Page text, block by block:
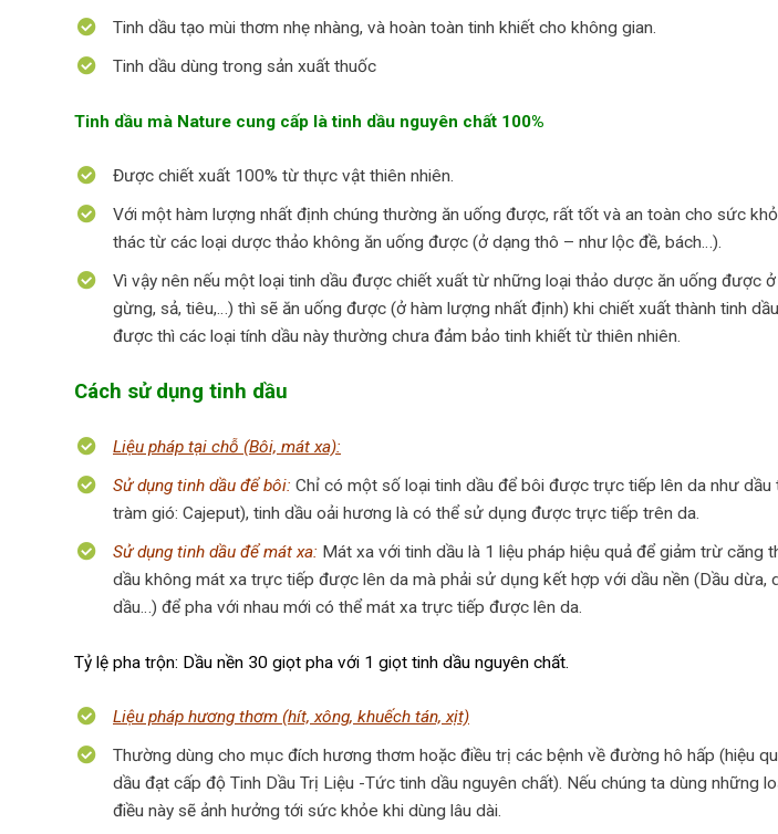
Tinh dầu tạo mùi thơm nhẹ nhàng, và hoàn toàn tinh khiết cho không gian.
Tinh dầu dùng trong sản xuất thuốc
Tinh dầu mà Nature cung cấp là tinh dầu nguyên chất 100%
Được chiết xuất 100% từ thực vật thiên nhiên.
Với một hàm lượng nhất định chúng thường ăn uống được, rất tốt và an toàn cho sức
thác từ các loại dược thảo không ăn uống được (ở dạng thô – như lộc đề, bách…).
Vì vậy nên nếu một loại tinh dầu được chiết xuất từ những loại thảo dược ăn uống được ở
gừng, sả, tiêu,…) thì sẽ ăn uống được (ở hàm lượng nhất định) khi chiết xuất thành tinh
được thì các loại tính dầu này thường chưa đảm bảo tinh khiết từ thiên nhiên.
Cách sử dụng tinh dầu
Liệu pháp tại chỗ (Bôi, mát xa):
Sử dụng tinh dầu để bôi: Chỉ có một số loại tinh dầu để bôi được trực tiếp lên da như dầu
tràm gió: Cajeput), tinh dầu oải hương là có thể sử dụng được trực tiếp trên da.
Sử dụng tinh dầu để mát xa: Mát xa với tinh dầu là 1 liệu pháp hiệu quả để giảm trừ căng
dầu không mát xa trực tiếp được lên da mà phải sử dụng kết hợp với dầu nền (Dầu dừa,
dầu…) để pha với nhau mới có thể mát xa trực tiếp được lên da.
Tỷ lệ pha trộn: Dầu nền 30 giọt pha với 1 giọt tinh dầu nguyên chất.
Liệu pháp hương thơm (hít, xông, khuếch tán, xịt)
Thường dùng cho mục đích hương thơm hoặc điều trị các bệnh về đường hô hấp (hiệu
dầu đạt cấp độ Tinh Dầu Trị Liệu -Tức tinh dầu nguyên chất). Nếu chúng ta dùng những
điều này sẽ ảnh hưởng tới sức khỏe khi dùng lâu dài.